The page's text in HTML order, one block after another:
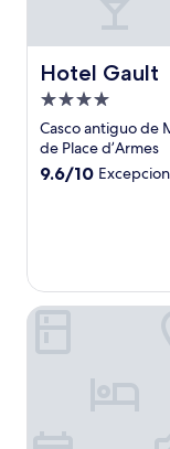
Hotel Gault
Hotel Gault
Propiedad
de
4.0
estrellas
Casco antiguo de
de Place d’Armes
9.6
9.6/10
Hotel Birks